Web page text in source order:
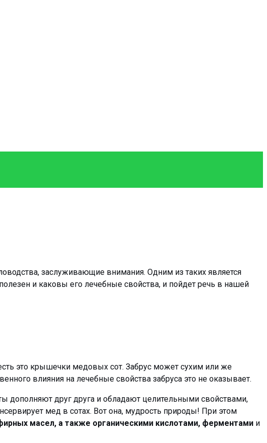
заслуживающие внимания. Одним из таких является
и каковы его лечебные свойства, и пойдет речь в нашей
это крышечки медовых сот. Забрус может сухим или же
влияния на лечебные свойства забруса это не оказывает.
дополняют друг друга и обладают целительными свойствами,
мед в сотах. Вот она, мудрость природы! При этом
масел, а также органическими кислотами, ферментами и